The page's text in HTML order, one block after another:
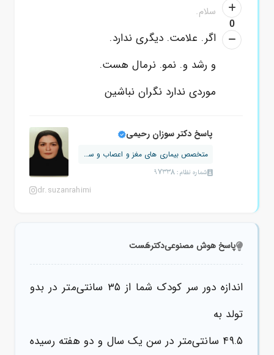
0
سلام.
اگر. علامت. دیگری ندارد.
و رشد و. نمو. نرمال هست.
موردی ندارد نگران نباشین
پاسخ دکتر سوزان رحیمی
متخصص بیماری های مغز و اعصاب و ستون ف...
شماره نظام: 97338
dr.suzanrahimi
پاسخ هوش مصنوعیدکترهَست
اندازه دور سر کودک شما از ۳۵ سانتی‌متر در بدو
تولد به
۴۹.۵ سانتی‌متر در سن یک سال و دو هفته رسیده